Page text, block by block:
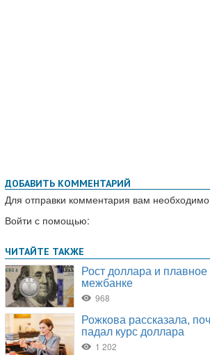
ДОБАВИТЬ КОММЕНТАРИЙ
Для отправки комментария вам необходимо
Войти с помощью: